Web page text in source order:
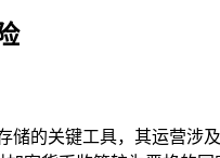
储的关键工具，其运营涉